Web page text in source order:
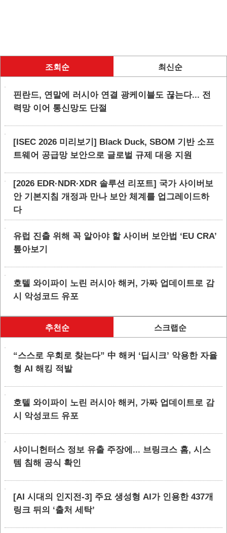
조회순 최신순
핀란드, 연말에 러시아 연결 광케이블도 끊는다... 전
력망 이어 통신망도 단절
[ISEC 2026 미리보기] Black Duck, SBOM 기반 소프
트웨어 공급망 보안으로 글로벌 규제 대응 지원
[2026 EDR·NDR·XDR 솔루션 리포트] 국가 사이버보
안 기본지침 개정과 만나 보안 체계를 업그레이드하
다
유럽 진출 위해 꼭 알아야 할 사이버 보안법 ‘EU CRA’
톺아보기
호텔 와이파이 노린 러시아 해커, 가짜 업데이트로 감
시 악성코드 유포
추천순 스크랩순
“스스로 우회로 찾는다” 中 해커 ‘딥시크’ 악용한 자율
형 AI 해킹 적발
호텔 와이파이 노린 러시아 해커, 가짜 업데이트로 감
시 악성코드 유포
샤이니헌터스 정보 유출 주장에... 브링크스 홈, 시스
템 침해 공식 확인
[AI 시대의 인지전-3] 주요 생성형 AI가 인용한 437개
링크 뒤의 ‘출처 세탁’